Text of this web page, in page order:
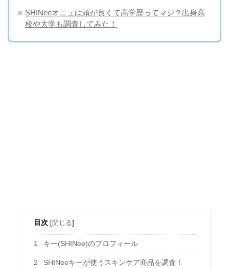
SHINeeオニュは頭が良くて高学歴ってマジ？出身高
校や大学も調査してみた！
目次 [閉じる]
1 キー(SHINee)のプロフィール
2 SHINeeキーが使うスキンケア商品を調査！